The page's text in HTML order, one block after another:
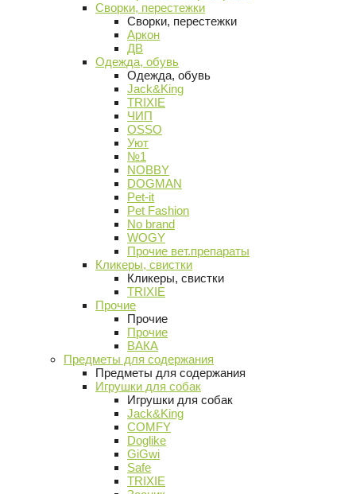
Сворки, перестежки
Сворки, перестежки
Аркон
ДВ
Одежда, обувь
Одежда, обувь
Jack&King
TRIXIE
ЧИП
OSSO
Уют
№1
NOBBY
DOGMAN
Pet-it
Pet Fashion
No brand
WOGY
Прочие вет.препараты
Кликеры, свистки
Кликеры, свистки
TRIXIE
Прочие
Прочие
Прочие
ВАКА
Предметы для содержания
Предметы для содержания
Игрушки для собак
Игрушки для собак
Jack&King
COMFY
Doglike
GiGwi
Safe
TRIXIE